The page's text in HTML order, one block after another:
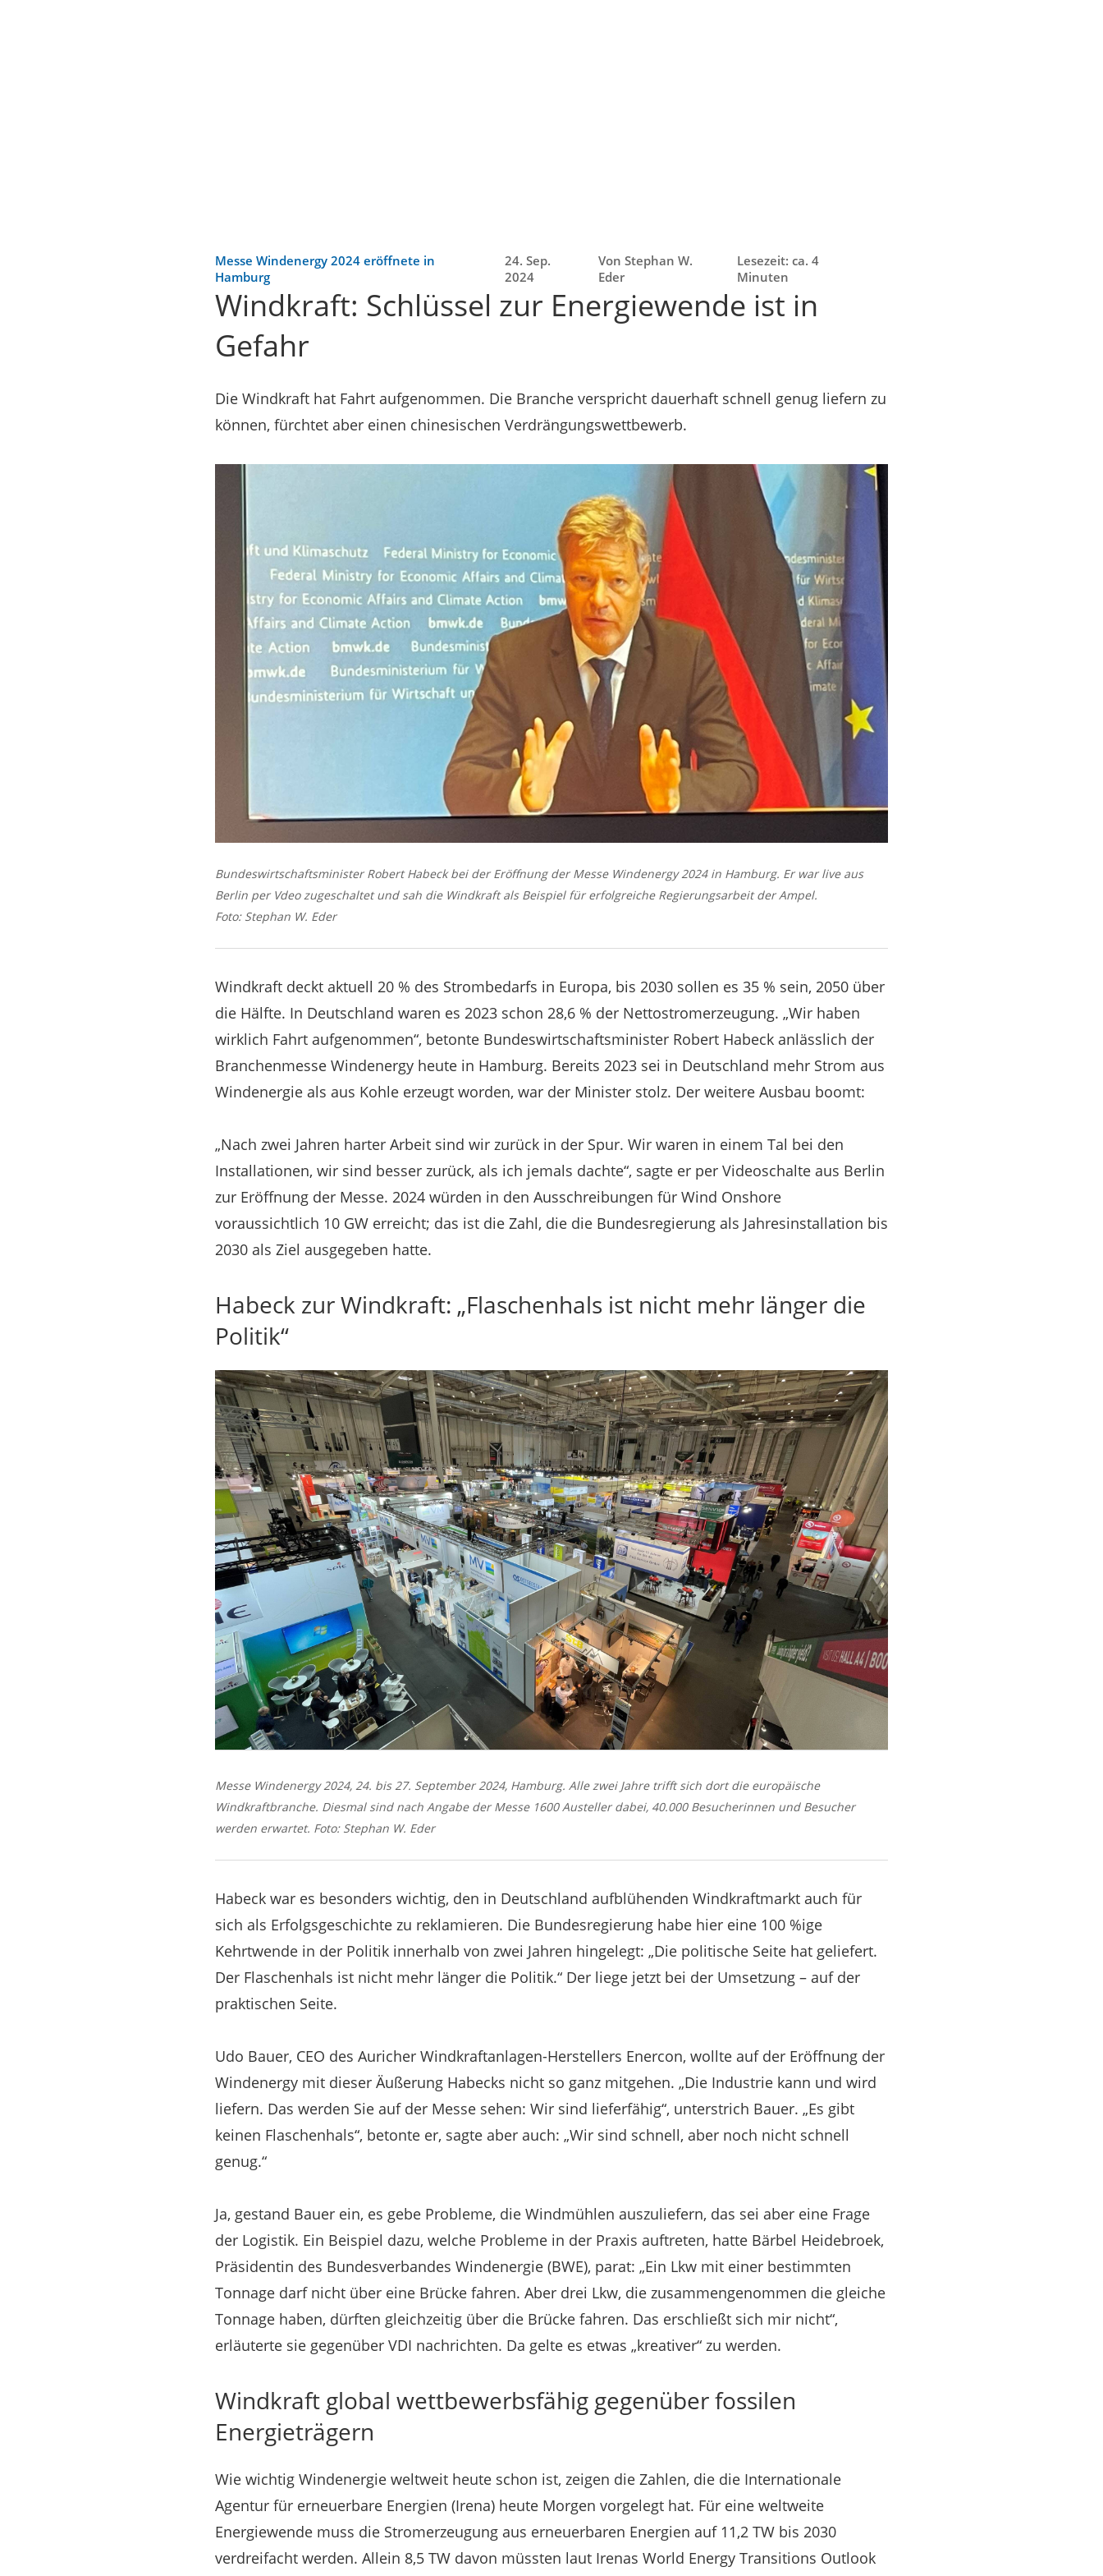
Messe Windenergy 2024 eröffnete in
Hamburg
24. Sep.
2024
Von Stephan W.
Eder
Lesezeit: ca. 4
Minuten
Windkraft: Schlüssel zur Energiewende ist in
Gefahr
Die Windkraft hat Fahrt aufgenommen. Die Branche verspricht dauerhaft schnell genug liefern zu
können, fürchtet aber einen chinesischen Verdrängungswettbewerb.
Bundeswirtschaftsminister Robert Habeck bei der Eröffnung der Messe Windenergy 2024 in Hamburg. Er war live aus
Berlin per Vdeo zugeschaltet und sah die Windkraft als Beispiel für erfolgreiche Regierungsarbeit der Ampel.
Foto: Stephan W. Eder
Windkraft deckt aktuell 20 % des Strombedarfs in Europa, bis 2030 sollen es 35 % sein, 2050 über
die Hälfte. In Deutschland waren es 2023 schon 28,6 % der Nettostromerzeugung. „Wir haben
wirklich Fahrt aufgenommen“, betonte Bundeswirtschaftsminister Robert Habeck anlässlich der
Branchenmesse Windenergy heute in Hamburg. Bereits 2023 sei in Deutschland mehr Strom aus
Windenergie als aus Kohle erzeugt worden, war der Minister stolz. Der weitere Ausbau boomt:
„Nach zwei Jahren harter Arbeit sind wir zurück in der Spur. Wir waren in einem Tal bei den
Installationen, wir sind besser zurück, als ich jemals dachte“, sagte er per Videoschalte aus Berlin
zur Eröffnung der Messe. 2024 würden in den Ausschreibungen für Wind Onshore
voraussichtlich 10 GW erreicht; das ist die Zahl, die die Bundesregierung als Jahresinstallation bis
2030 als Ziel ausgegeben hatte.
Habeck zur Windkraft: „Flaschenhals ist nicht mehr länger die
Politik“
Messe Windenergy 2024, 24. bis 27. September 2024, Hamburg. Alle zwei Jahre trifft sich dort die europäische
Windkraftbranche. Diesmal sind nach Angabe der Messe 1600 Austeller dabei, 40.000 Besucherinnen und Besucher
werden erwartet. Foto: Stephan W. Eder
Habeck war es besonders wichtig, den in Deutschland aufblühenden Windkraftmarkt auch für
sich als Erfolgsgeschichte zu reklamieren. Die Bundesregierung habe hier eine 100 %ige
Kehrtwende in der Politik innerhalb von zwei Jahren hingelegt: „Die politische Seite hat geliefert.
Der Flaschenhals ist nicht mehr länger die Politik.“ Der liege jetzt bei der Umsetzung – auf der
praktischen Seite.
Udo Bauer, CEO des Auricher Windkraftanlagen-Herstellers Enercon, wollte auf der Eröffnung der
Windenergy mit dieser Äußerung Habecks nicht so ganz mitgehen. „Die Industrie kann und wird
liefern. Das werden Sie auf der Messe sehen: Wir sind lieferfähig“, unterstrich Bauer. „Es gibt
keinen Flaschenhals“, betonte er, sagte aber auch: „Wir sind schnell, aber noch nicht schnell
genug.“
Ja, gestand Bauer ein, es gebe Probleme, die Windmühlen auszuliefern, das sei aber eine Frage
der Logistik. Ein Beispiel dazu, welche Probleme in der Praxis auftreten, hatte Bärbel Heidebroek,
Präsidentin des Bundesverbandes Windenergie (BWE), parat: „Ein Lkw mit einer bestimmten
Tonnage darf nicht über eine Brücke fahren. Aber drei Lkw, die zusammengenommen die gleiche
Tonnage haben, dürften gleichzeitig über die Brücke fahren. Das erschließt sich mir nicht“,
erläuterte sie gegenüber VDI nachrichten. Da gelte es etwas „kreativer“ zu werden.
Windkraft global wettbewerbsfähig gegenüber fossilen
Energieträgern
Wie wichtig Windenergie weltweit heute schon ist, zeigen die Zahlen, die die Internationale
Agentur für erneuerbare Energien (Irena) heute Morgen vorgelegt hat. Für eine weltweite
Energiewende muss die Stromerzeugung aus erneuerbaren Energien auf 11,2 TW bis 2030
verdreifacht werden. Allein 8,5 TW davon müssten laut Irenas World Energy Transitions Outlook